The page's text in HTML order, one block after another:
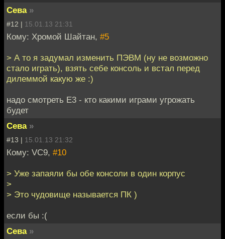
Сева »
#12 | 15.01.13 21:31
Кому: Хромой Шайтан, #5
> А то я задумал изменить ПЭВМ (ну не возможно
стало играть), взять себе консоль и встал перед
дилеммой какую же :)
надо смотреть E3 - кто какими играми угрожать
будет
Сева »
#13 | 15.01.13 21:32
Кому: VC9, #10
> Уже запаяли бы обе консоли в один корпус
>
> Это чудовище называется ПК )
если бы :(
Сева »